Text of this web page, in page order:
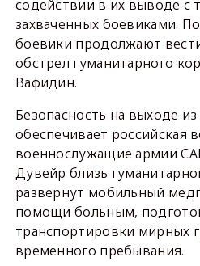
содействии в их выводе с
захваченных боевиками.
боевики продолжают
обстрел гуманитарного
Вафидин.
Безопасность на выходе
обеспечивает российская
военнослужащие армии
Дувейр близь
развернут мобильный
помощи больным,
транспортировки мирных
временного пребывания.